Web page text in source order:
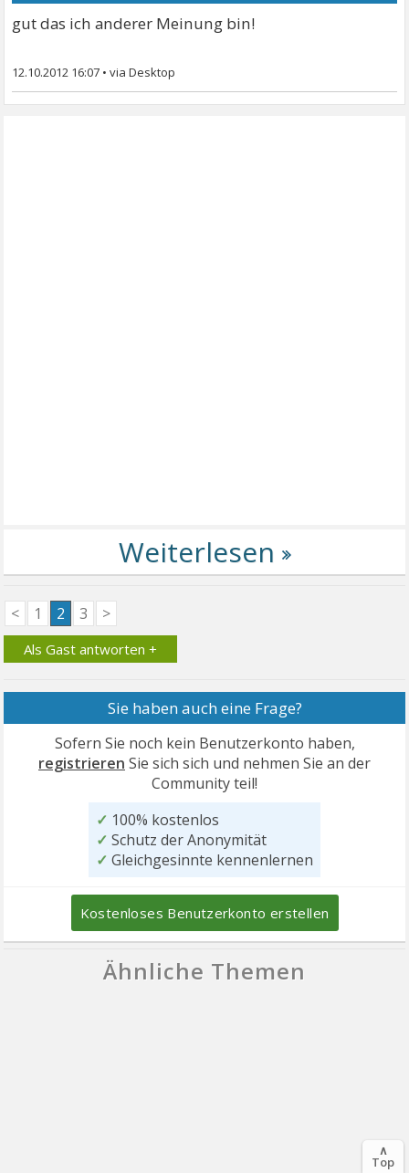
gut das ich anderer Meinung bin!
12.10.2012 16:07 •
< 1 2 3 >
Als Gast antworten +
Sie haben auch eine Frage?
Sofern Sie noch kein Benutzerkonto haben,
registrieren Sie sich sich und nehmen Sie an der
Community teil!
✓ 100% kostenlos
✓ Schutz der Anonymität
✓ Gleichgesinnte kennenlernen
Kostenloses Benutzerkonto erstellen
Ähnliche Themen
∧
Top